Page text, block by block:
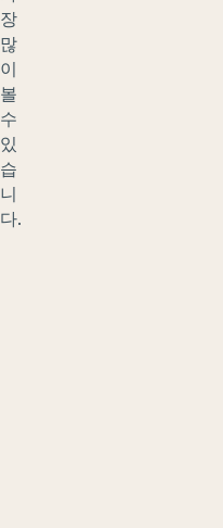
장
많
이
볼
수
있
습
니
다.